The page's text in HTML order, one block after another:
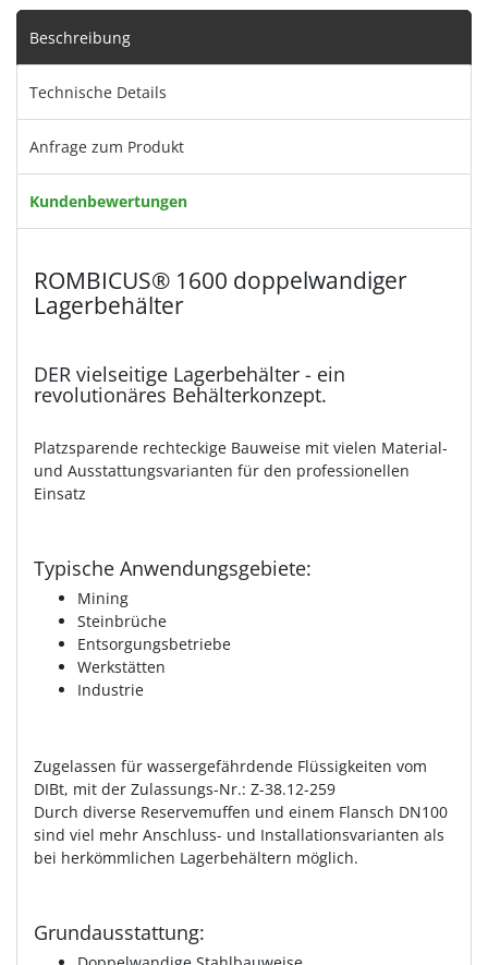
Beschreibung
Technische Details
Anfrage zum Produkt
Kundenbewertungen
ROMBICUS® 1600 doppelwandiger
Lagerbehälter
DER vielseitige Lagerbehälter - ein
revolutionäres Behälterkonzept.
Platzsparende rechteckige Bauweise mit vielen Material-
und Ausstattungsvarianten für den professionellen
Einsatz
Typische Anwendungsgebiete:
Mining
Steinbrüche
Entsorgungsbetriebe
Werkstätten
Industrie
Zugelassen für wassergefährdende Flüssigkeiten vom
DIBt, mit der Zulassungs-Nr.: Z-38.12-259
Durch diverse Reservemuffen und einem Flansch DN100
sind viel mehr Anschluss- und Installationsvarianten als
bei herkömmlichen Lagerbehältern möglich.
Grundausstattung: